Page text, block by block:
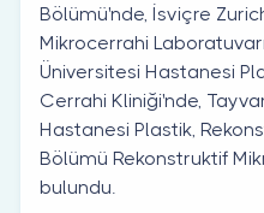
Bölümü'nde, İsviçre
Mikrocerrahi
Üniversitesi Hastanesi
Cerrahi Kliniği'nde,
Hastanesi Plastik,
Bölümü Rekonstruktif
bulundu.